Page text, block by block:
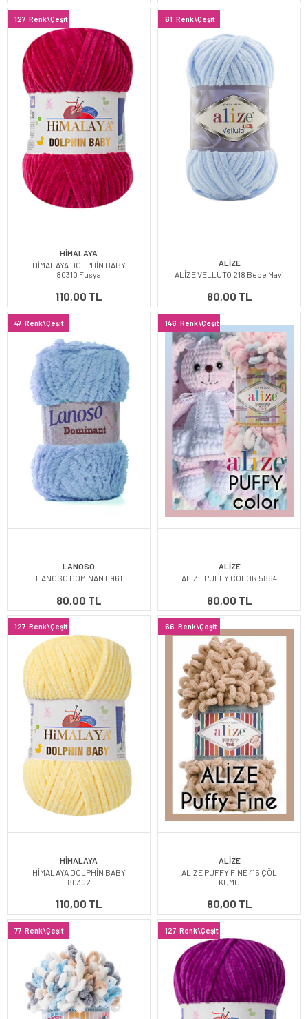
127 Renk\Çeşit
HİMALAYA
HİMALAYA DOLPHİN BABY
80310 Fuşya
110,00 TL
61 Renk\Çeşit
ALİZE
ALİZE VELLUTO 218 Bebe Mavi
80,00 TL
47 Renk\Çeşit
LANOSO
LANOSO DOMİNANT 961
80,00 TL
146 Renk\Çeşit
ALİZE
ALİZE PUFFY COLOR 5864
80,00 TL
127 Renk\Çeşit
HİMALAYA
HİMALAYA DOLPHİN BABY
80302
110,00 TL
66 Renk\Çeşit
ALİZE
ALİZE PUFFY FİNE 415 ÇÖL
KUMU
80,00 TL
77 Renk\Çeşit 127 Renk\Çeşit